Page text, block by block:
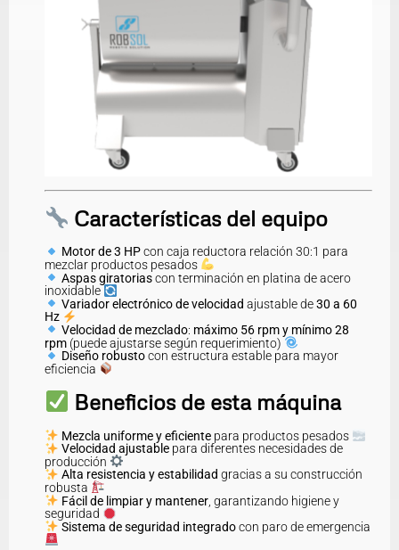
Características del equipo
Motor de 3 HPcon caja reductora relación 30:1 para
mezclar productos pesados
Aspas giratoriascon terminación en platina de acero
inoxidable
Variador electrónico de velocidad ajustable de30 a 60
Hz
Velocidad de mezclado: máximo 56 rpm y mínimo 28
rpm (puede ajustarse según requerimiento)
Diseño robustocon estructura estable para mayor
eficiencia
Beneficios de esta máquina
Mezcla uniforme y eficientepara productos pesados
Velocidad ajustablepara diferentes necesidades de
producción
Alta resistencia y estabilidad gracias a su construcción
robusta
Fácil de limpiar y mantener, garantizando higiene y
seguridad
Sistema de seguridad integradocon paro de emergencia